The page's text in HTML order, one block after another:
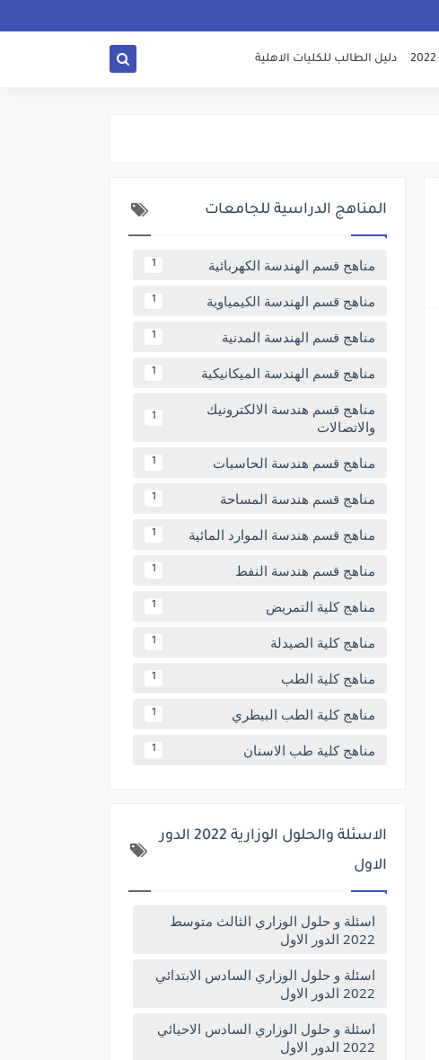
دليل الطالب للكليات الاهلية
المناهج الدراسية للجامعات
مناهج قسم الهندسة الكهربائية 1
مناهج قسم الهندسة الكيمياوية 1
مناهج قسم الهندسة المدنية 1
مناهج قسم الهندسة الميكانيكية 1
مناهج قسم هندسة الالكترونيك
والاتصالات
1
مناهج قسم هندسة الحاسبات 1
مناهج قسم هندسة المساحة 1
مناهج قسم هندسة الموارد المائية 1
مناهج قسم هندسة النفط 1
مناهج كلية التمريض 1
مناهج كلية الصيدلة 1
مناهج كلية الطب 1
مناهج كلية الطب البيطري 1
مناهج كلية طب الاسنان 1
الاسئلة والحلول الوزارية 2022 الدور
الاول
اسئلة و حلول الوزاري الثالث متوسط
2022 الدور الاول
اسئلة و حلول الوزاري السادس الابتدائي
2022 الدور الاول
اسئلة و حلول الوزاري السادس الاحيائي
2022 الدور الاول